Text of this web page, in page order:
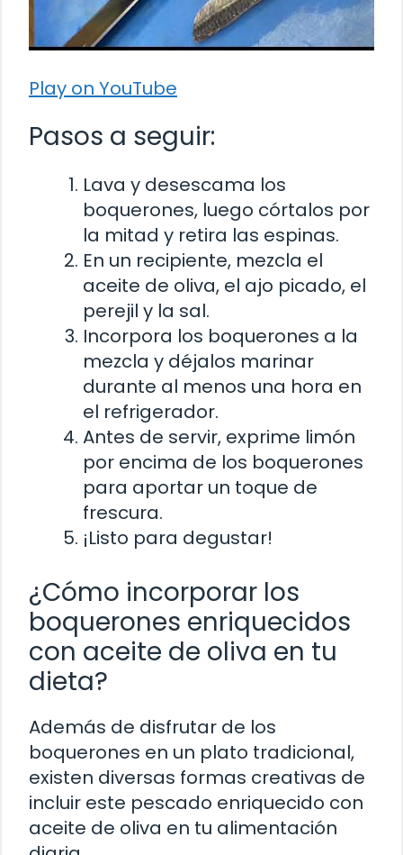
Play on YouTube
Pasos a seguir:
Lava y desescama los
boquerones, luego córtalos por
la mitad y retira las espinas.
En un recipiente, mezcla el
aceite de oliva, el ajo picado, el
perejil y la sal.
Incorpora los boquerones a la
mezcla y déjalos marinar
durante al menos una hora en
el refrigerador.
Antes de servir, exprime limón
por encima de los boquerones
para aportar un toque de
frescura.
¡Listo para degustar!
¿Cómo incorporar los
boquerones enriquecidos
con aceite de oliva en tu
dieta?
Además de disfrutar de los
boquerones en un plato tradicional,
existen diversas formas creativas de
incluir este pescado enriquecido con
aceite de oliva en tu alimentación